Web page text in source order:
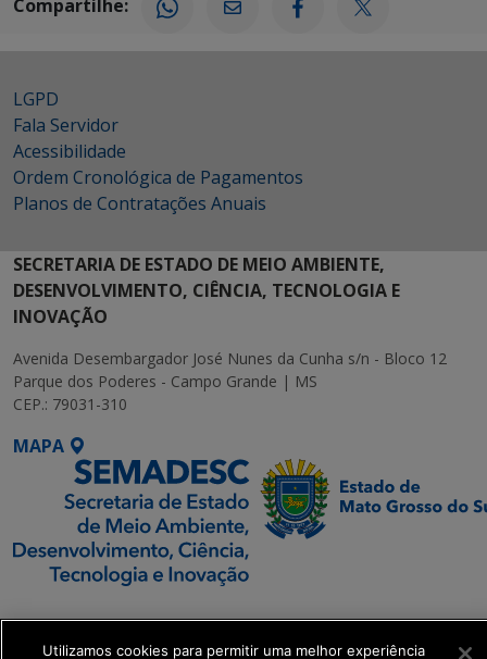
Compartilhe:
LGPD
Fala Servidor
Acessibilidade
Ordem Cronológica de Pagamentos
Planos de Contratações Anuais
SECRETARIA DE ESTADO DE MEIO AMBIENTE,
DESENVOLVIMENTO, CIÊNCIA, TECNOLOGIA E
INOVAÇÃO
Avenida Desembargador José Nunes da Cunha s/n - Bloco 12
Parque dos Poderes - Campo Grande | MS
CEP.: 79031-310
MAPA
SETDIG | Secretaria-
Executiva de
Utilizamos cookies para permitir uma melhor experiência